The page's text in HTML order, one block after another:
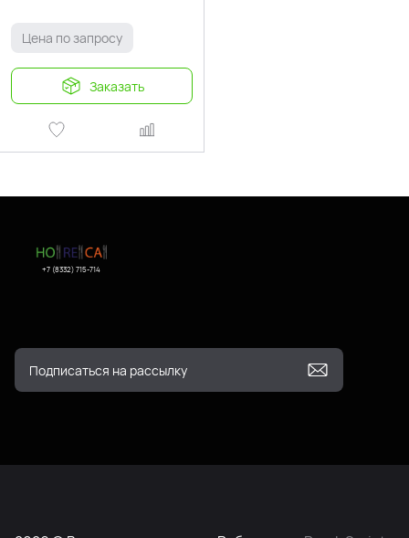
Цена по запросу
Заказать
+7 (8332) 715-714